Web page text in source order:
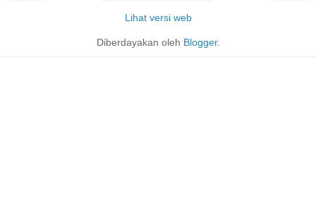
Lihat versi web
Diberdayakan oleh Blogger.